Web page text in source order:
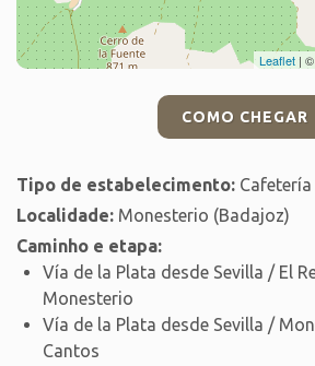
Leaflet | ©
COMO CHEGAR
Tipo de estabelecimento:
Localidade: Monesterio (Badajoz)
Caminho e etapa:
Vía de la Plata desde Sevilla / El
Monesterio
Vía de la Plata desde Sevilla /
Cantos